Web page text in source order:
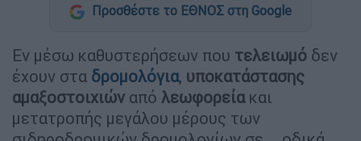
Προσθέστε το ΕΘΝΟΣ στη Google
Εν μέσω καθυστερήσεων που τελειωμό δεν
έχουν στα δρομολόγια, υποκατάστασης
αμαξοστοιχιών από λεωφορείακαι
μετατροπής μεγάλου μέρους των